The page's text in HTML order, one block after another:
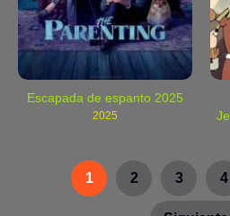
Escapada de espanto 2025
2025
1 2 3 4